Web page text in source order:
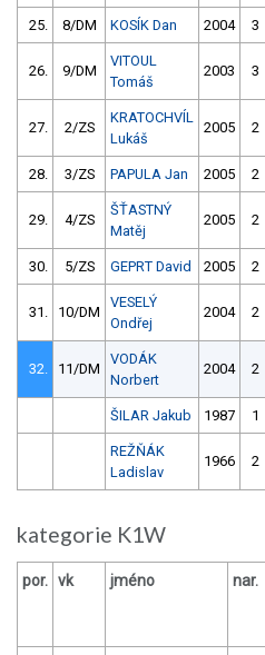
25. 8/DM KOSÍK Dan 2004 3
26. 9/DM
VITOUL
Tomáš
2003 3
27. 2/ZS
KRATOCHVÍL
Lukáš
2005 2
28. 3/ZS PAPULA Jan 2005 2
29. 4/ZS
ŠŤASTNÝ
Matěj
2005 2
30. 5/ZS GEPRT David 2005 2
31. 10/DM
VESELÝ
Ondřej
2004 2
32. 11/DM
VODÁK
Norbert
2004 2
ŠILAR Jakub 1987 1
REŽŇÁK
Ladislav
1966 2
kategorie K1W
por. vk jméno nar.